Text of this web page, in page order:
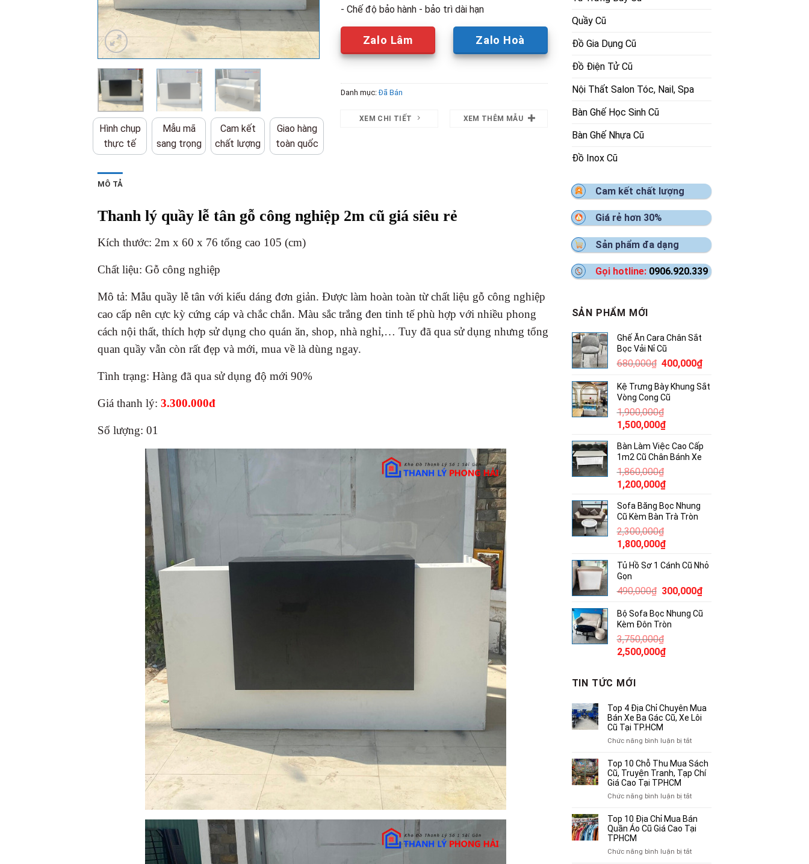
Hình chụp
thực tế
Mẫu mã
sang trọng
Cam kết
chất lượng
Giao hàng
toàn quốc
- Chế độ bảo hành - bảo trì dài hạn
Zalo Lâm Zalo Hoà
Danh mục:Đã Bán
XEM CHI TIẾT XEM THÊM MẪU
MÔ TẢ
Thanh lý quầy lễ tân gỗ công nghiệp 2m cũ giá siêu rẻ
Kích thước: 2m x 60 x 76 tổng cao 105 (cm)
Chất liệu: Gỗ công nghiệp
Mô tả: Mẫu quầy lễ tân với kiểu dáng đơn giản. Được làm hoàn toàn từ chất liệu gỗ công nghiệp
cao cấp nên cực kỳ cứng cáp và chắc chắn. Màu sắc trắng đen tinh tế phù hợp với nhiều phong
cách nội thất, thích hợp sử dụng cho quán ăn, shop, nhà nghỉ,… Tuy đã qua sử dụng nhưng tổng
quan quầy vẫn còn rất đẹp và mới, mua về là dùng ngay.
Tình trạng: Hàng đã qua sử dụng độ mới 90%
Giá thanh lý: 3.300.000đ
Số lượng: 01
Quầy Cũ
Đồ Gia Dụng Cũ
Đồ Điện Tử Cũ
Nội Thất Salon Tóc, Nail, Spa
Bàn Ghế Học Sinh Cũ
Bàn Ghế Nhựa Cũ
Đồ Inox Cũ
Cam kết chất lượng
Giá rẻ hơn 30%
Sản phẩm đa dạng
Gọi hotline: 0906.920.339
SẢN PHẨM MỚI
Ghế Ăn Cara Chân Sắt
Bọc Vải Nỉ Cũ
680,000₫ Giá
là:
680,000₫.
400,000₫Giá
tại
Kệ Trưng Bày Khung Sắt
Vòng Cong Cũ
1,900,000₫
Giá
là:
1,900,000₫.
1,500,000₫Giá
tại
là:
Bàn Làm Việc Cao Cấp
1m2 Cũ Chân Bánh Xe
1,860,000₫
Giá
là:
1,860,000₫.
1,200,000₫Giá
tại
là:
Sofa Băng Bọc Nhung
Cũ Kèm Bàn Trà Tròn
2,300,000₫
Giá
là:
2,300,000₫.
1,800,000₫Giá
tại
1,800,000₫.
Tủ Hồ Sơ 1 Cánh Cũ Nhỏ
Gọn
490,000₫ Giá
là:
490,000₫.
300,000₫Giá
tại
Bộ Sofa Bọc Nhung Cũ
Kèm Đôn Tròn
3,750,000₫
Giá
là:
3,750,000₫.
2,500,000₫Giá
2,500,000₫.
TIN TỨC MỚI
Top 4 Địa Chỉ Chuyên Mua
Bán Xe Ba Gác Cũ, Xe Lôi
Cũ Tại TP.HCM
Chức năng bình luận bị tắtở
4
Địa
Xe
Ba
Cũ,
Top 10 Chỗ Thu Mua Sách
Cũ, Truyện Tranh, Tạp Chí
Giá Cao Tại TPHCM
Chức năng bình luận bị tắtở
10
Chỗ
Top 10 Địa Chỉ Mua Bán
Quần Áo Cũ Giá Cao Tại
TPHCM
Chức năng bình luận bị tắtở